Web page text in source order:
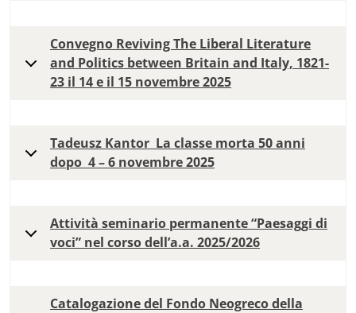
Convegno Reviving The Liberal Literature
and Politics between Britain and Italy, 1821-
23 il 14 e il 15 novembre 2025
Tadeusz Kantor La classe morta 50 anni
dopo 4 – 6 novembre 2025
Attività seminario permanente “Paesaggi di
voci” nel corso dell’a.a. 2025/2026
Catalogazione del Fondo Neogreco della